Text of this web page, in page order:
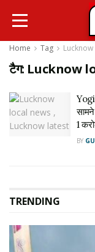
Home Tag
टैग: Lucknow
1
BY
TRENDING